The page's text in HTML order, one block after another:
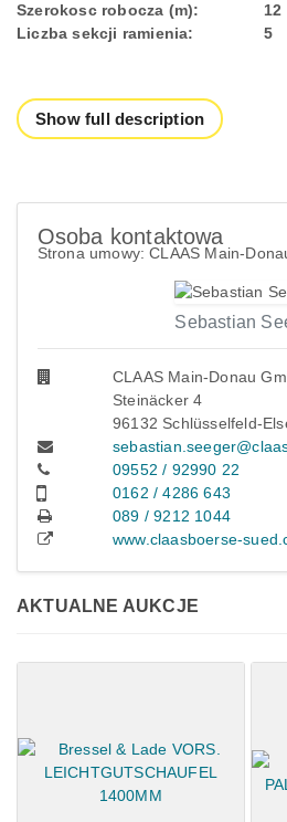
Szerokosc robocza (m):
12
Liczba sekcji ramienia:
5
Show full description
Osoba kontaktowa
Strona umowy: CLAAS Main-
Sebastian
CLAAS Main-Donau
Steinäcker 4
96132 Schlüsselfeld-
09552 / 92990 22
0162 / 4286 643
089 / 9212 1044
www.claasboerse-
AKTUALNE AUKCJE